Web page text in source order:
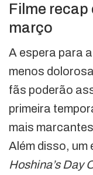
Filme recap
março
A espera para
menos
fãs poderão
primeira
mais
Além disso, um
Hoshina’s Day